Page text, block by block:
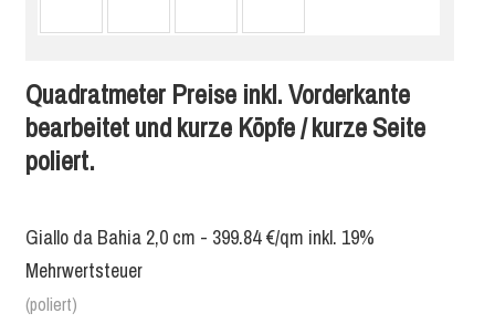
Quadratmeter Preise inkl. Vorderkante
bearbeitet und kurze Köpfe / kurze Seite
poliert.
Giallo da Bahia 2,0 cm - 399.84 €/qm inkl. 19%
Mehrwertsteuer
(poliert)